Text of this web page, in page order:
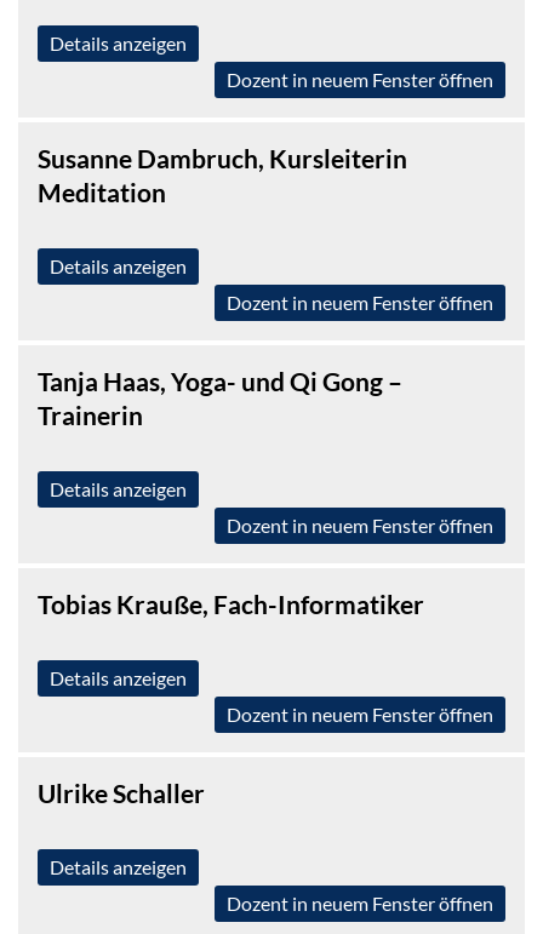
Details anzeigen
Dozent in neuem Fenster öffnen
Susanne Dambruch, Kursleiterin
Meditation
Details anzeigen
Dozent in neuem Fenster öffnen
Tanja Haas, Yoga- und Qi Gong –
Trainerin
Details anzeigen
Dozent in neuem Fenster öffnen
Tobias Krauße, Fach-Informatiker
Details anzeigen
Dozent in neuem Fenster öffnen
Ulrike Schaller
Details anzeigen
Dozent in neuem Fenster öffnen